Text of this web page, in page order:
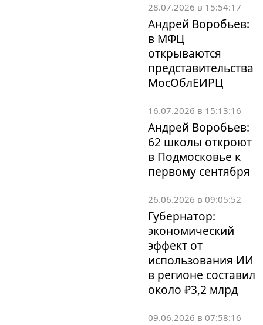
28.07.2026 в 15:54:17
Андрей Воробьев:
в МФЦ
открываются
представительства
МосОблЕИРЦ
16.07.2026 в 15:13:16
Андрей Воробьев:
62 школы откроют
в Подмосковье к
первому сентября
26.06.2026 в 09:05:52
Губернатор:
экономический
эффект от
использования ИИ
в регионе составил
около ₽3,2 млрд
09.06.2026 в 07:58:16